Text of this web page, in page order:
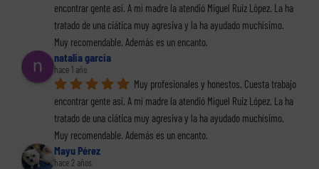
encontrar gente así. A mí madre la atendió Miguel Ruiz López. La ha
tratado de una ciática muy agresiva y la ha ayudado muchísimo.
Muy recomendable. Además es un encanto.
natalia garcia
hace 1 año
Muy profesionales y honestos. Cuesta trabajo
encontrar gente así. A mí madre la atendió Miguel Ruiz López. La ha
tratado de una ciática muy agresiva y la ha ayudado muchísimo.
Muy recomendable. Además es un encanto.
Mayu Pérez
hace 2 años